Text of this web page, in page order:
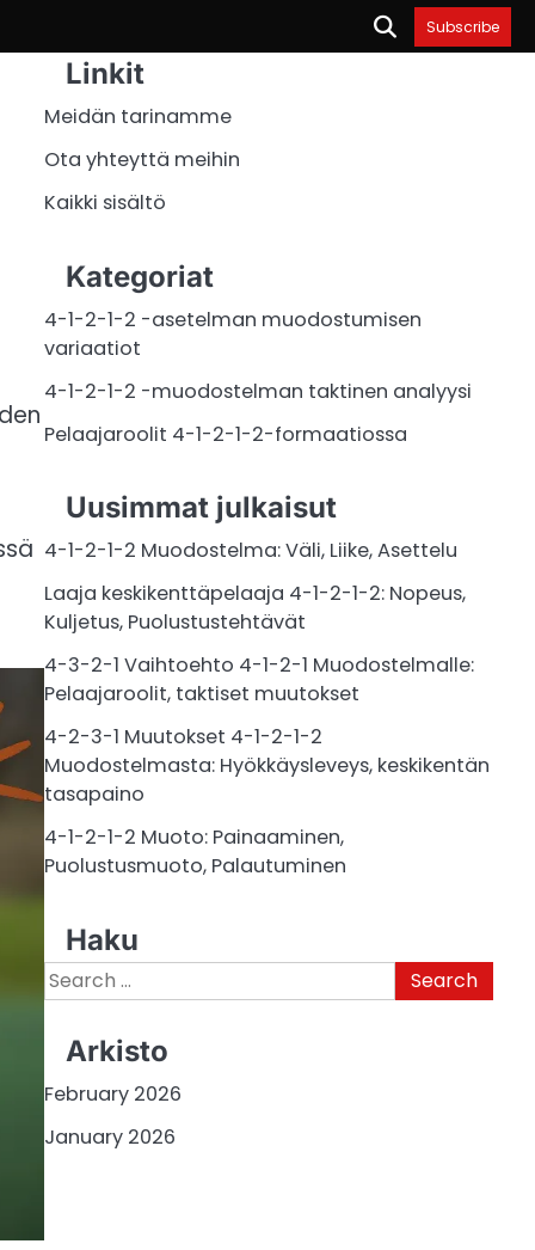
Subscribe
Linkit
Meidän tarinamme
Ota yhteyttä meihin
Kaikki sisältö
Kategoriat
4-1-2-1-2 -asetelman muodostumisen
variaatiot
4-1-2-1-2 -muodostelman taktinen analyysi
Pelaajaroolit 4-1-2-1-2-formaatiossa
Uusimmat julkaisut
4-1-2-1-2 Muodostelma: Väli, Liike, Asettelu
Laaja keskikenttäpelaaja 4-1-2-1-2: Nopeus,
Kuljetus, Puolustustehtävät
4-3-2-1 Vaihtoehto 4-1-2-1 Muodostelmalle:
Pelaajaroolit, taktiset muutokset
4-2-3-1 Muutokset 4-1-2-1-2
Muodostelmasta: Hyökkäysleveys, keskikentän
tasapaino
4-1-2-1-2 Muoto: Painaaminen,
Puolustusmuoto, Palautuminen
Haku
Search
for:
Arkisto
February 2026
January 2026